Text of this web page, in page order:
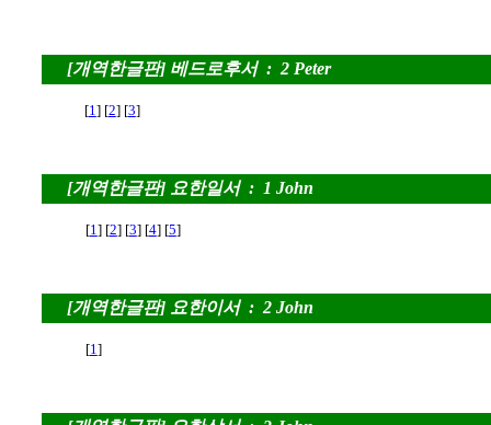
[개역한글판] 베드로후서 : 2 Peter
[1] [2] [3]
[개역한글판] 요한일서 : 1 John
[1] [2] [3] [4] [5]
[개역한글판] 요한이서 : 2 John
[1]